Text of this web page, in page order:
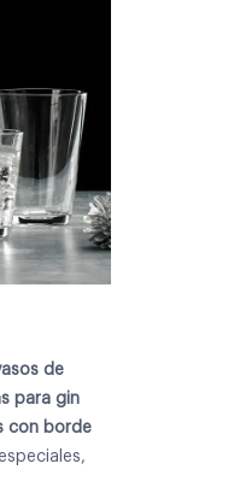
de
para gin
con borde